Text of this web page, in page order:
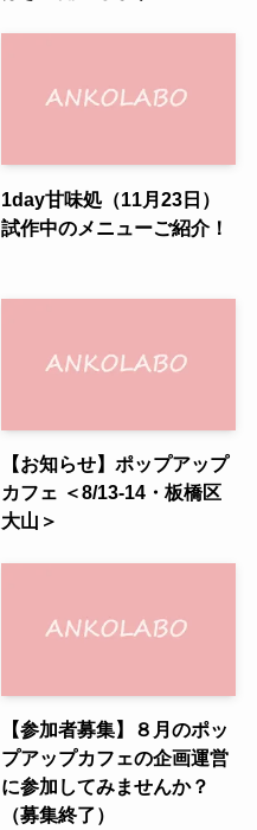
1day甘味処（11月23日）
試作中のメニューご紹介！
【お知らせ】ポップアップ
カフェ ＜8/13-14・板橋区
大山＞
【参加者募集】８月のポッ
プアップカフェの企画運営
に参加してみませんか？
（募集終了）